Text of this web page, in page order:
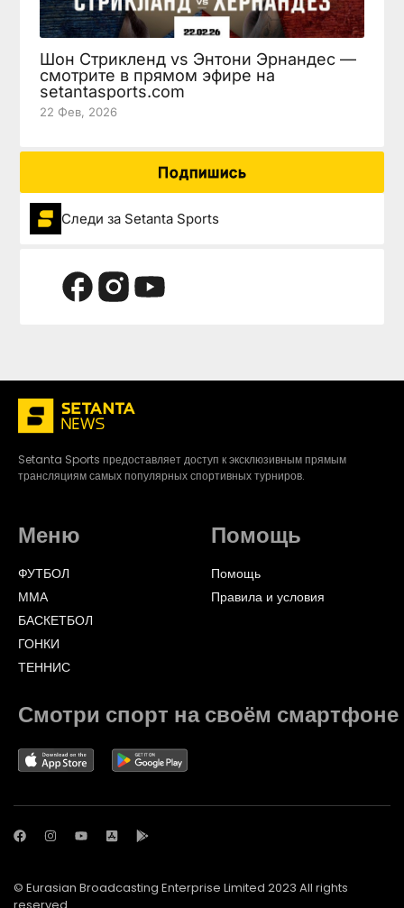
Шон Стрикленд vs Энтони Эрнандес —
смотрите в прямом эфире на
setantasports.com
22 Фев, 2026
Подпишись
Следи за Setanta Sports
Setanta Sports предоставляет доступ к эксклюзивным прямым
трансляциям самых популярных спортивных турниров.
Меню
ФУТБОЛ
ММА
БАСКЕТБОЛ
ГОНКИ
ТЕННИС
Помощь
Помощь
Правила и условия
Смотри спорт на своём смартфоне
© Eurasian Broadcasting Enterprise Limited 2023 All rights